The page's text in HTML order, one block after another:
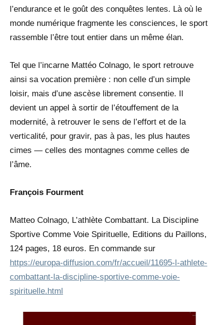
l’endurance et le goût des conquêtes lentes. Là où le
monde numérique fragmente les consciences, le sport
rassemble l’être tout entier dans un même élan.
Tel que l’incarne Mattéo Colnago, le sport retrouve
ainsi sa vocation première : non celle d’un simple
loisir, mais d’une ascèse librement consentie. Il
devient un appel à sortir de l’étouffement de la
modernité, à retrouver le sens de l’effort et de la
verticalité, pour gravir, pas à pas, les plus hautes
cimes — celles des montagnes comme celles de
l’âme.
François Fourment
Matteo Colnago, L’athlète Combattant. La Discipline
Sportive Comme Voie Spirituelle, Editions du Paillons,
124 pages, 18 euros. En commande sur
https://europa-diffusion.com/fr/accueil/11695-l-athlete-
combattant-la-discipline-sportive-comme-voie-
spirituelle.html